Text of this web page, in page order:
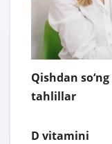
Qishdan
tahlillar
D vitamini